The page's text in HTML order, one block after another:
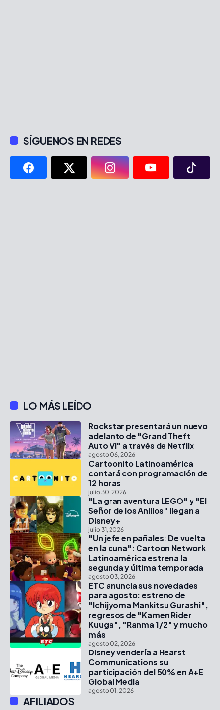
SÍGUENOS EN REDES
LO MÁS LEÍDO
Rockstar presentará un nuevo
adelanto de "Grand Theft
Auto VI" a través de Netflix
agosto 06, 2026
Cartoonito Latinoamérica
contará con programación de
12 horas
julio 30, 2026
"La gran aventura LEGO" y "El
Señor de los Anillos" llegan a
Disney+
julio 31, 2026
"Un jefe en pañales: De vuelta
en la cuna": Cartoon Network
Latinoamérica estrena la
segunda y última temporada
agosto 03, 2026
ETC anuncia sus novedades
para agosto: estreno de
"Ichijyoma Mankitsu Gurashi",
regresos de "Kamen Rider
Kuuga", "Ranma 1/2" y mucho
más
agosto 02, 2026
Disney vendería a Hearst
Communications su
participación del 50% en A+E
Global Media
agosto 01, 2026
AFILIADOS